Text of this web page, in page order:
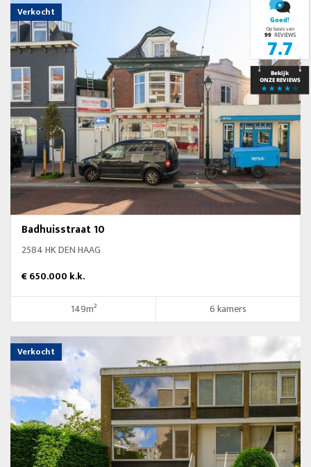
Verkocht
Badhuisstraat 10
2584 HK DEN HAAG
€ 650.000 k.k.
149m² 6 kamers
Verkocht